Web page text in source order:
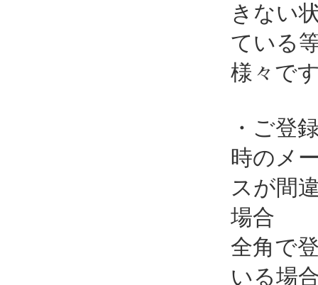
きない
ている
様々で
・ご登
時のメ
スが間
場合
全角で
いる場